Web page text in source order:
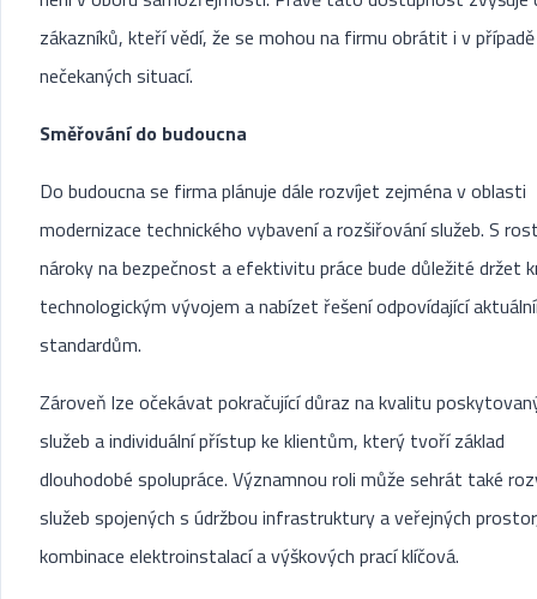
zákazníků, kteří vědí, že se mohou na firmu obrátit i v případě
nečekaných situací.
Směřování do budoucna
Do budoucna se firma plánuje dále rozvíjet zejména v oblasti
modernizace technického vybavení a rozšiřování služeb. S
nároky na bezpečnost a efektivitu práce bude důležité držet
technologickým vývojem a nabízet řešení odpovídající
standardům.
Zároveň lze očekávat pokračující důraz na kvalitu
služeb a individuální přístup ke klientům, který tvoří základ
dlouhodobé spolupráce. Významnou roli může sehrát také
služeb spojených s údržbou infrastruktury a veřejných
kombinace elektroinstalací a výškových prací klíčová.